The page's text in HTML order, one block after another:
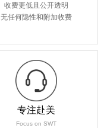
收费更低且公开透明
无任何隐性和附加收费
专注赴美
Focus on SWT